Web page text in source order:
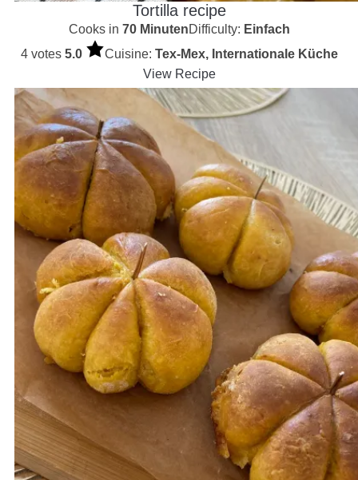
Tortilla recipe
Cooks in 70 MinutenDifficulty: Einfach
4 votes 5.0 Cuisine: Tex-Mex, Internationale Küche
View Recipe